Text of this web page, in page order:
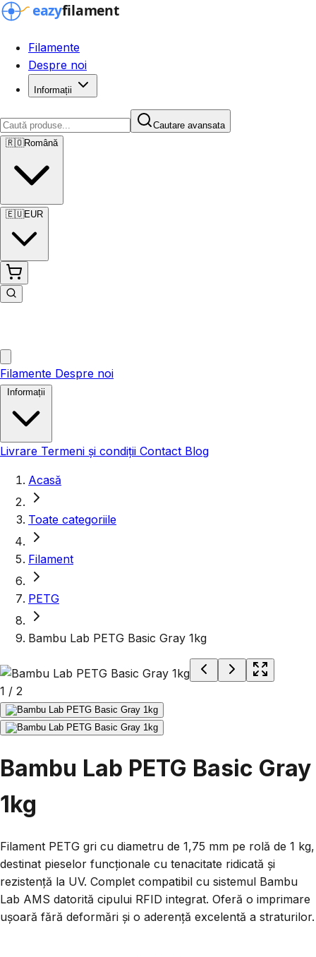
Filamente
Despre noi
Informații
Cautare avansata
🇷🇴Română
🇪🇺EUR
Filamente Despre noi
Livrare Termeni și condiții Contact Blog
Acasă
Toate categoriile
Filament
PETG
Bambu Lab PETG Basic Gray 1kg
1 / 2
Bambu Lab PETG Basic Gray
1kg
Filament PETG gri cu diametru de 1,75 mm pe rolă de 1 kg,
destinat pieselor funcționale cu tenacitate ridicată și
rezistență la UV. Complet compatibil cu sistemul Bambu
Lab AMS datorită cipului RFID integrat. Oferă o imprimare
ușoară fără deformări și o aderență excelentă a straturilor.